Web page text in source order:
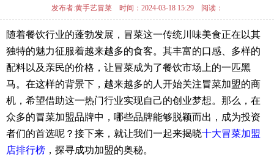
发布者:黄手艺冒菜 时间：2024-03-18 15:29 阅读：
随着餐饮行业的蓬勃发展，冒菜这一传统川味美食正在以其
独特的魅力征服着越来越多的食客。其丰富的口感、多样的
配料以及亲民的价格，让冒菜成为了餐饮市场上的一匹黑
马。在这样的背景下，越来越多的人开始关注冒菜加盟的商
机，希望借助这一热门行业实现自己的创业梦想。那么，在
众多的冒菜加盟品牌中，哪些品牌能够脱颖而出，成为投资
者们的首选呢？接下来，就让我们一起来揭晓十大冒菜加盟
店排行榜 ，探寻成功加盟的奥秘。